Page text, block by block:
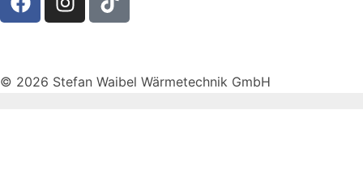
© 2026 Stefan Waibel Wärmetechnik GmbH